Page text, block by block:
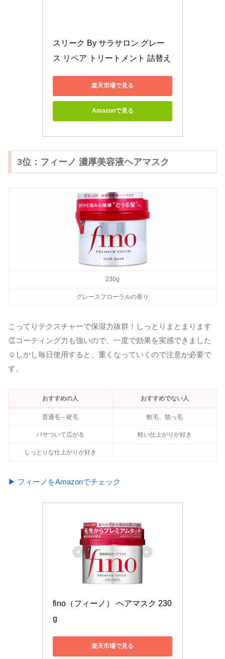
スリーク By サラサロン グレー
ス リペア トリートメント 詰替え
楽天市場で見る
Amazonで見る
3位：フィーノ 濃厚美容液ヘアマスク
230g
グレースフローラルの香り
こってりテクスチャーで保湿力抜群！しっとりまとまります
👏コーティング力も強いので、一度で効果を実感できました
☺しかし毎日使用すると、重くなっていくので注意が必要で
す。
おすすめの人 おすすめでない人
普通毛～硬毛 軟毛、猫っ毛
パサついて広がる 軽い仕上がりが好き
しっとりな仕上がりが好き
▶ フィーノをAmazonでチェック
fino（フィーノ） ヘアマスク 230
g
楽天市場で見る